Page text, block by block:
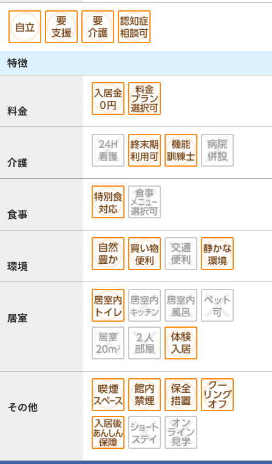
特徴
料金
介護
食事
環境
居室
その他